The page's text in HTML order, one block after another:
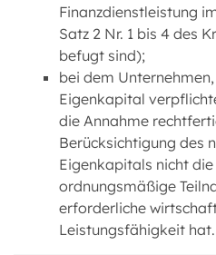
Finanzdienstleistung
Satz 2 Nr. 1 bis 4 des
befugt sind);
bei dem
Eigenkapital
die Annahme
Berücksichtigung des
Eigenkapitals nicht
ordnungsmäßige
erforderliche
Leistungsfähigkeit hat.